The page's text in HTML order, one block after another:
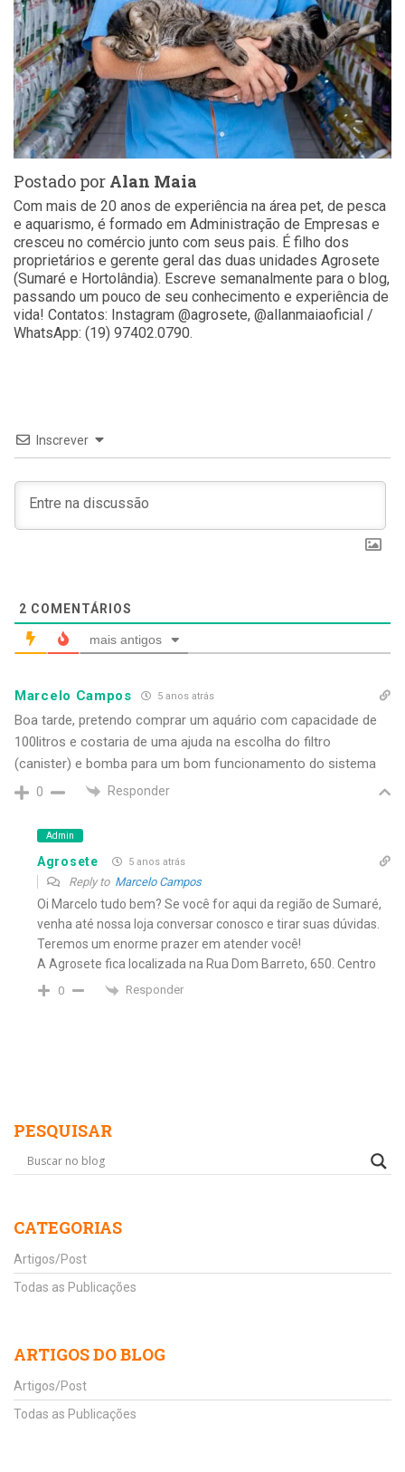
Postado por Alan Maia
Com mais de 20 anos de experiência na área pet, de pesca
e aquarismo, é formado em Administração de Empresas e
cresceu no comércio junto com seus pais. É filho dos
proprietários e gerente geral das duas unidades Agrosete
(Sumaré e Hortolândia). Escreve semanalmente para o blog,
passando um pouco de seu conhecimento e experiência de
vida! Contatos: Instagram @agrosete, @allanmaiaoficial /
WhatsApp: (19) 97402.0790.
Inscrever
2 COMENTÁRIOS
mais antigos
Marcelo Campos 5 anos atrás
Boa tarde, pretendo comprar um aquário com capacidade de
100litros e costaria de uma ajuda na escolha do filtro
(canister) e bomba para um bom funcionamento do sistema
0 Responder
Admin
Agrosete 5 anos atrás
Reply to Marcelo Campos
Oi Marcelo tudo bem? Se você for aqui da região de Sumaré,
venha até nossa loja conversar conosco e tirar suas dúvidas.
Teremos um enorme prazer em atender você!
A Agrosete fica localizada na Rua Dom Barreto, 650. Centro
0 Responder
PESQUISAR
CATEGORIAS
Artigos/Post
Todas as Publicações
ARTIGOS DO BLOG
Artigos/Post
Todas as Publicações